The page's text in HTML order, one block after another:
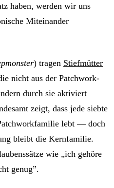
haben, werden wir uns
Miteinander
) tragen Stiefmütter
nicht aus der Patchwork-
durch sie aktiviert
zeigt, dass jede siebte
lebt — doch
bleibt die Kernfamilie.
wie „ich gehöre
genug”.